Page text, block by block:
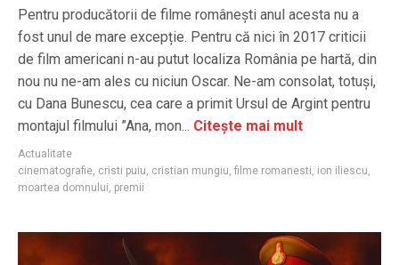
Pentru producătorii de filme românești anul acesta nu a
fost unul de mare excepție. Pentru că nici în 2017 criticii
de film americani n-au putut localiza România pe hartă, din
nou nu ne-am ales cu niciun Oscar. Ne-am consolat, totuși,
cu Dana Bunescu, cea care a primit Ursul de Argint pentru
montajul filmului ”Ana, mon... Citește mai mult
Actualitate
cinematografie, cristi puiu, cristian mungiu, filme romanesti, ion iliescu,
moartea domnului, premii